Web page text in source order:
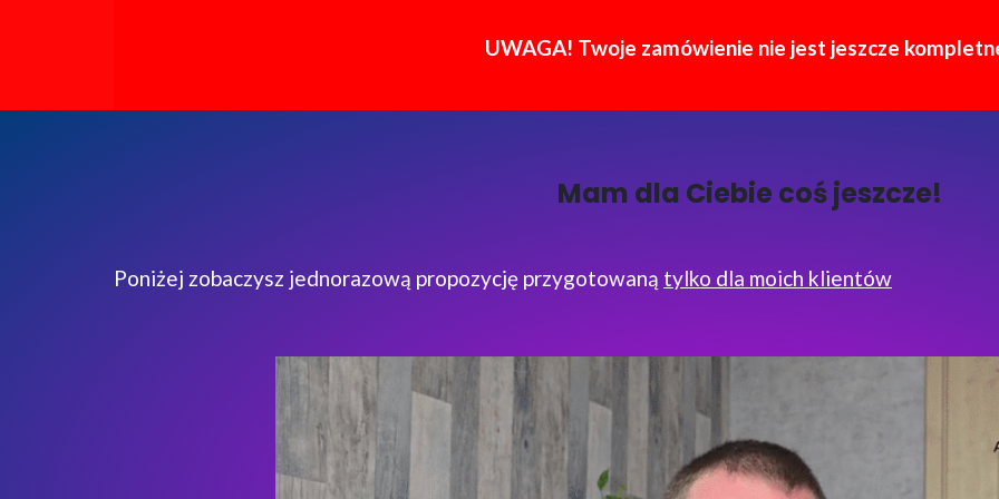
UWAGA! Twoje zamówienie nie jest jeszcze
Mam dla Ciebie coś jeszcze!
Poniżej zobaczysz jednorazową propozycję przygotowaną tylko dla moich klientów